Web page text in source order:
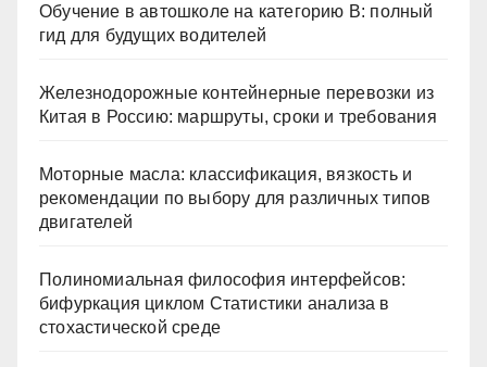
Обучение в автошколе на категорию В: полный
гид для будущих водителей
Железнодорожные контейнерные перевозки из
Китая в Россию: маршруты, сроки и требования
Моторные масла: классификация, вязкость и
рекомендации по выбору для различных типов
двигателей
Полиномиальная философия интерфейсов:
бифуркация циклом Статистики анализа в
стохастической среде